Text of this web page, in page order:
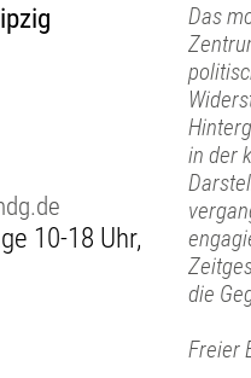
10-18 Uhr,
Das
in der
die
Freier